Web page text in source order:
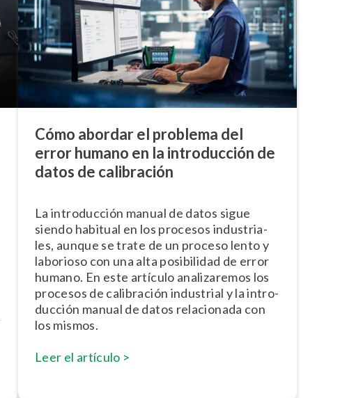
Cómo abordar el problema del
error humano en la in­tro­du­c­ción de
datos de calibración
La in­tro­du­c­ción manual de datos sigue
siendo habitual en los procesos in­du­s­tria­
les, aunque se trate de un proceso lento y
laborioso con una alta posibilidad de error
humano. En este artículo ana­li­za­re­mos los
procesos de calibración industrial y la in­tro­
du­c­ción manual de datos relacionada con
los mismos.
Leer el artículo >